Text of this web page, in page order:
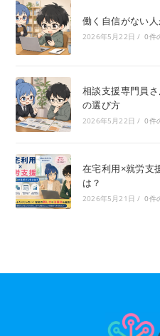
働く自信がない
2026年5月22日 / 0件
相談支援専門員
の選び方
2026年5月22日 / 0件
在宅利用×就労支
は？
2026年5月21日 / 0件